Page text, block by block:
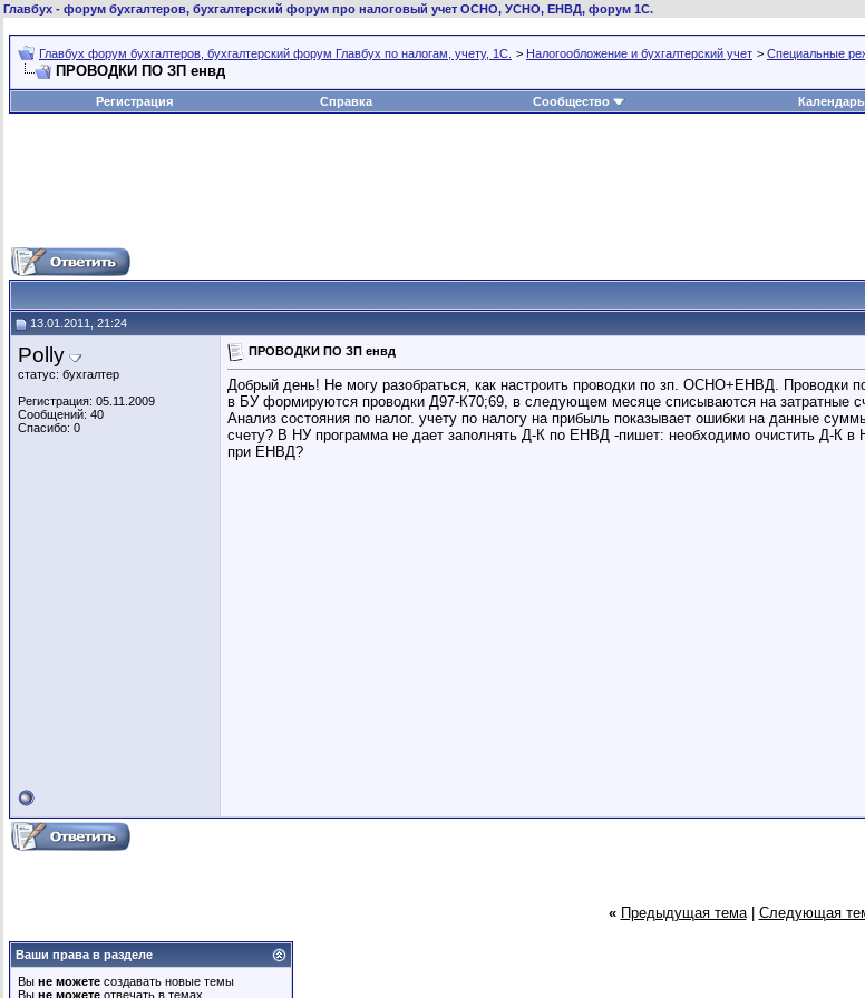
Главбух - форум бухгалтеров, бухгалтерский форум про налоговый учет ОСНО, УСНО, ЕНВД, форум 1С.
Главбух форум бухгалтеров, бухгалтерский форум Главбух по налогам, учету, 1С. > Налогообложение и бухгалтерский учет > Специальные
ПРОВОДКИ ПО ЗП енвд
Регистрация
Справка Сообщество Календарь
13.01.2011, 21:24
Polly
статус: бухгалтер
Регистрация: 05.11.2009
Сообщений: 40
Спасибо: 0
ПРОВОДКИ ПО ЗП енвд
Добрый день! Не могу разобраться, как настроить проводки по зп. ОСНО+ЕНВД.
в БУ формируются проводки Д97-К70;69, в следующем месяце списываются на затратные
Анализ состояния по налог. учету по налогу на прибыль показывает ошибки на данные
счету? В НУ программа не дает заполнять Д-К по ЕНВД -пишет: необходимо очистить Д-
при ЕНВД?
« Предыдущая тема| Следующая
Ваши права в разделе
Вы не можете создавать новые темы
Вы не можете отвечать в темах